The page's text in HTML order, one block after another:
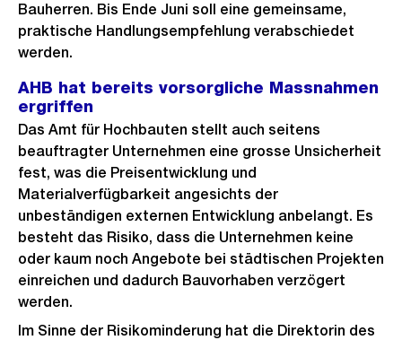
Bauherren. Bis Ende Juni soll eine gemeinsame,
praktische Handlungsempfehlung verabschiedet
werden.
AHB hat bereits vorsorgliche Massnahmen
ergriffen
Das Amt für Hochbauten stellt auch seitens
beauftragter Unternehmen eine grosse Unsicherheit
fest, was die Preisentwicklung und
Materialverfügbarkeit angesichts der
unbeständigen externen Entwicklung anbelangt. Es
besteht das Risiko, dass die Unternehmen keine
oder kaum noch Angebote bei städtischen Projekten
einreichen und dadurch Bauvorhaben verzögert
werden.
Im Sinne der Risikominderung hat die Direktorin des